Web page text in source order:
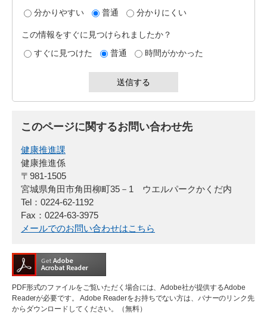
分かりやすい
普通 分かりにくい
この情報をすぐに見つけられましたか？
すぐに見つけた
普通 時間がかかった
このページに関するお問い合わせ先
健康推進課
健康推進係
〒981-1505
宮城県角田市角田柳町35－1 ウエルパークかくだ内
Tel：0224-62-1192
Fax：0224-63-3975
メールでのお問い合わせはこちら
PDF形式のファイルをご覧いただく場合には、Adobe社が提供するAdobe
Readerが必要です。
Adobe Readerをお持ちでない方は、バナーのリンク先
からダウンロードしてください。（無料）